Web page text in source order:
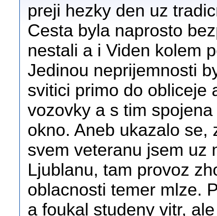
preji hezky den uz
Cesta byla naprosto
nestali a i Viden kolem
Jedinou neprijemnosti
svitici primo do obliceje
vozovky a s tim
okno. Aneb ukazalo se,
svem veteranu jsem uz
Ljublanu, tam provoz
oblacnosti temer mlze.
a foukal studeny vitr,